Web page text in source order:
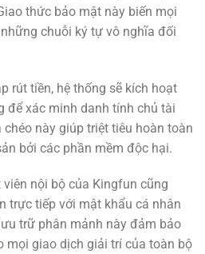
thức bảo mật này biến mọi
chuỗi ký tự vô nghĩa đối
rút tiền, hệ thống sẽ kích hoạt
để xác minh danh tính chủ tài
này giúp triệt tiêu hoàn toàn
bởi các phần mềm độc hại.
nội bộ của Kingfun cũng
trực tiếp với mật khẩu cá nhân
trữ phân mảnh này đảm bảo
mọi giao dịch giải trí của toàn bộ